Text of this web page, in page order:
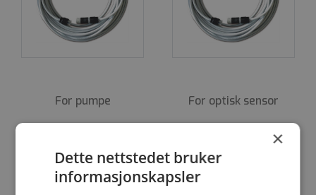
For pumpe For optisk sensor
×
Dette nettstedet bruker
informasjonskapsler